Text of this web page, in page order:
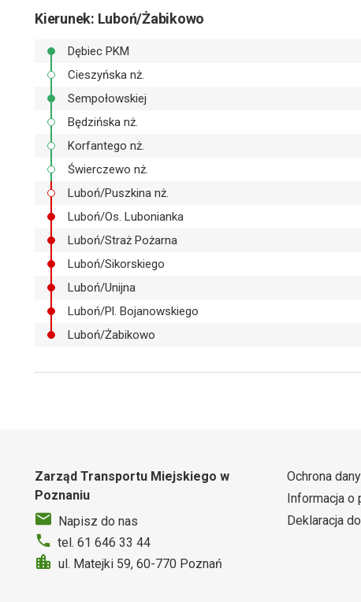
Kierunek: Luboń/Żabikowo
Dębiec PKM
Cieszyńska nż.
Sempołowskiej
Będzińska nż.
Korfantego nż.
Świerczewo nż.
Luboń/Puszkina nż.
Luboń/Os. Lubonianka
Luboń/Straż Pożarna
Luboń/Sikorskiego
Luboń/Unijna
Luboń/Pl. Bojanowskiego
Luboń/Żabikowo
Zarząd Transportu Miejskiego w
Poznaniu
Napisz do nas
tel. 61 646 33 44
ul. Matejki 59, 60-770 Poznań
Ochrona
Informacja
Deklaracja